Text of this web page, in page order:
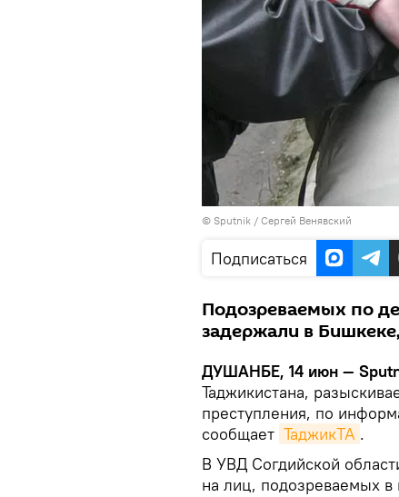
© Sputnik / Сергей Венявский
Подписаться
Подозреваемых по
задержали в
ДУШАНБЕ, 14 июн —
Таджикистана,
преступления, по
сообщает ТаджикТА .
В УВД Согдийской
на лиц, подозреваемых в